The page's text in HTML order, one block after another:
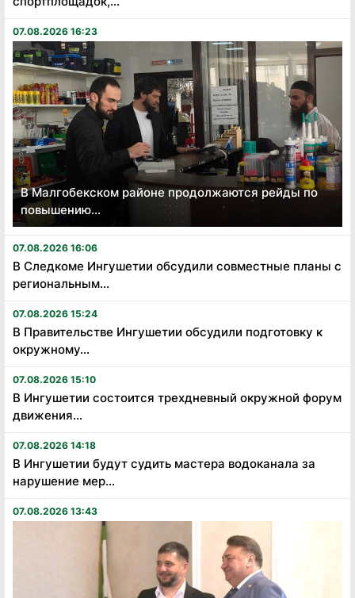
07.08.2026 16:23
В Малгобекском районе продолжаются рейды по
повышению...
07.08.2026 16:06
В Следкоме Ингушетии обсудили совместные планы с
региональным...
07.08.2026 15:24
В Правительстве Ингушетии обсудили подготовку к
окружному...
07.08.2026 15:10
В Ингушетии состоится трехдневный окружной форум
движения...
07.08.2026 14:18
В Ингушетии будут судить мастера водоканала за
нарушение мер...
07.08.2026 13:43